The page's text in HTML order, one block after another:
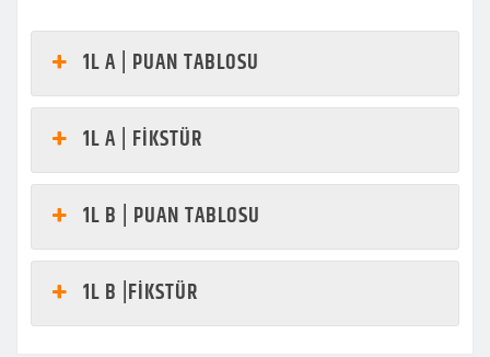
1L A | PUAN TABLOSU
1L A | FİKSTÜR
1L B | PUAN TABLOSU
1L B |FİKSTÜR